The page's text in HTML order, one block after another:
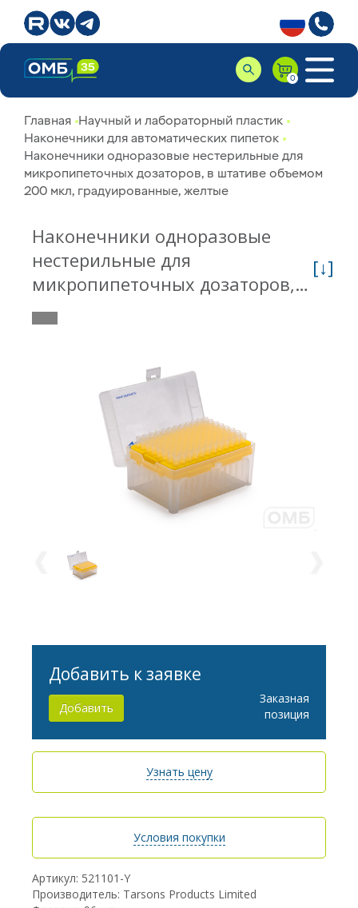
Главная Научный и лабораторный пластик
Наконечники для автоматических пипеток
Наконечники одноразовые нестерильные для
микропипеточных дозаторов, в штативе объемом
200 мкл, градуированные, желтые
Наконечники одноразовые
нестерильные для
микропипеточных дозаторов,
в штативе объемом 200 мкл,
градуированные, желтые
[↓]
Артикул: 521101-Y
Производитель: Tarsons Products Limited
Добавить к заявке
Добавить
Заказная
позиция
Узнать цену
Условия покупки